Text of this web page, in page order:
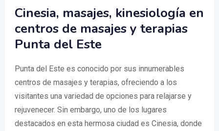
Cinesia, masajes, kinesiología en
centros de masajes y terapias
Punta del Este
Punta del Este es conocido por sus innumerables
centros de masajes y terapias, ofreciendo a los
visitantes una variedad de opciones para relajarse y
rejuvenecer. Sin embargo, uno de los lugares
destacados en esta hermosa ciudad es Cinesia, donde